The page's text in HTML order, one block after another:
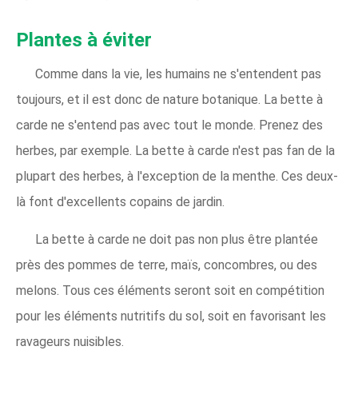
Plantes à éviter
Comme dans la vie, les humains ne s'entendent pas
toujours, et il est donc de nature botanique. La bette à
carde ne s'entend pas avec tout le monde. Prenez des
herbes, par exemple. La bette à carde n'est pas fan de la
plupart des herbes, à l'exception de la menthe. Ces deux-
là font d'excellents copains de jardin.
La bette à carde ne doit pas non plus être plantée
près des pommes de terre, maïs, concombres, ou des
melons. Tous ces éléments seront soit en compétition
pour les éléments nutritifs du sol, soit en favorisant les
ravageurs nuisibles.